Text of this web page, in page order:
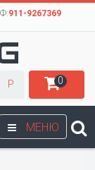
911-9267369
Р 0
МЕНЮ